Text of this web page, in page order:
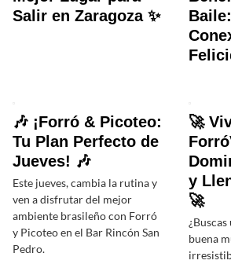
Salir en Zaragoza ✨
🎶 ¡Forró & Picoteo:
Tu Plan Perfecto de
Jueves! 🎶
Este jueves, cambia la rutina y
ven a disfrutar del mejor
ambiente brasileño con Forró
y Picoteo en el Bar Rincón San
Pedro.
🚀
y
🚀
buena